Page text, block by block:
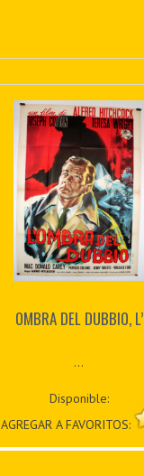
OMBRA DEL DUBBIO, L’
...
Disponible:
AGREGAR A FAVORITOS: